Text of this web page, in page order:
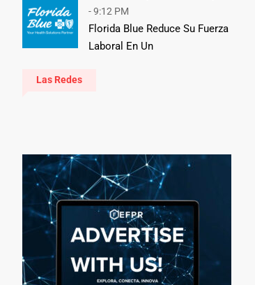
- 9:12 PM
Florida Blue Reduce Su Fuerza
Laboral En Un
Las Redes